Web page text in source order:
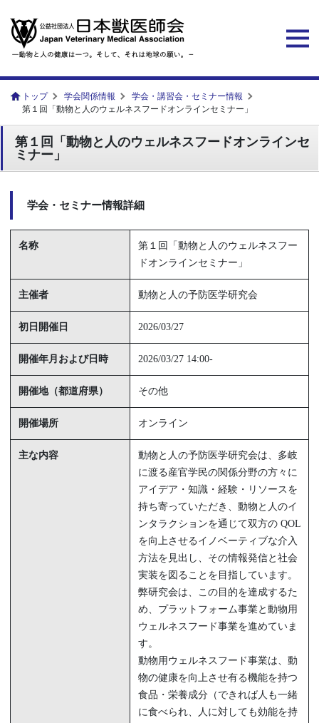
トップ 学会関係情報
学会・講習会・セミナー情報
第１回「動物と人のウェルネスフードオンラインセミナー」
第１回「動物と人のウェルネスフードオンラインセ
ミナー」
学会・セミナー情報詳細
名称
第１回「動物と人のウェルネスフー
ドオンラインセミナー」
主催者 動物と人の予防医学研究会
初日開催日 2026/03/27
開催年月および日時 2026/03/27 14:00-
開催地（都道府県） その他
開催場所 オンライン
主な内容
動物と人の予防医学研究会は、多岐
に渡る産官学民の関係分野の方々に
アイデア・知識・経験・リソースを
持ち寄っていただき、動物と人のイ
ンタラクションを通じて双方の QOL
を向上させるイノベーティブな介入
方法を見出し、その情報発信と社会
実装を図ることを目指しています。
弊研究会は、この目的を達成するた
め、プラットフォーム事業と動物用
ウェルネスフード事業を進めていま
す。
動物用ウェルネスフード事業は、動
物の健康を向上させ有る機能を持つ
食品・栄養成分（できれば人も一緒
に食べられ、人に対しても効能を持